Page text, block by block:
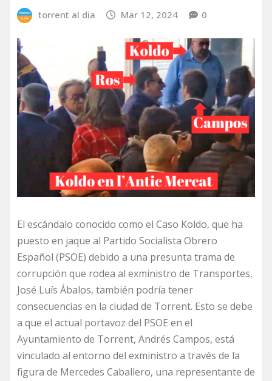
torrent al dia Mar 12, 2024 0
El escándalo conocido como el Caso Koldo, que ha
puesto en jaque al Partido Socialista Obrero
Español (PSOE) debido a una presunta trama de
corrupción que rodea al exministro de Transportes,
José Luís Ábalos, también podría tener
consecuencias en la ciudad de Torrent. Esto se debe
a que el actual portavoz del PSOE en el
Ayuntamiento de Torrent, Andrés Campos, está
vinculado al entorno del exministro a través de la
figura de Mercedes Caballero, una representante de